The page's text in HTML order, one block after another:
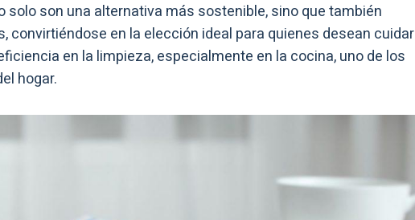
solo son una alternativa más sostenible, sino que también
convirtiéndose en la elección ideal para quienes desean cuidar
en la limpieza, especialmente en la cocina, uno de los
hogar.